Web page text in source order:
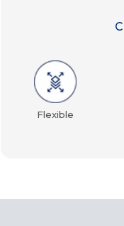
Flexible